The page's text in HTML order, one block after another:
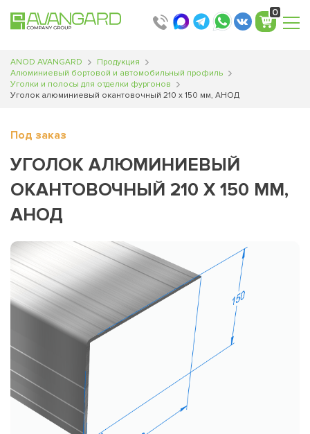
0
ANOD AVANGARD
Продукция
Алюминиевый бортовой и автомобильный профиль
Уголки и полосы для отделки фургонов
Уголок алюминиевый окантовочный 210 х 150 мм, АНОД
Под заказ
УГОЛОК АЛЮМИНИЕВЫЙ
ОКАНТОВОЧНЫЙ 210 Х 150 ММ,
АНОД